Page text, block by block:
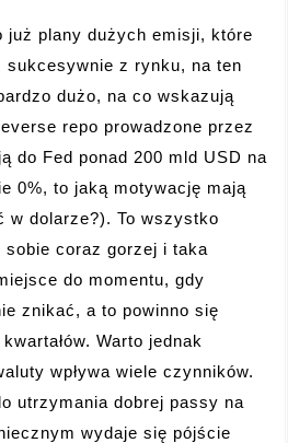
już plany dużych emisji, które
sukcesywnie z rynku, na ten
dużo, na co wskazują
repo prowadzone przez
do Fed ponad 200 mld USD na
0%, to jaką motywację mają
w dolarze?). To wszystko
coraz gorzej i taka
do momentu, gdy
znikać, a to powinno się
Warto jednak
wpływa wiele czynników.
utrzymania dobrej passy na
wydaje się pójście